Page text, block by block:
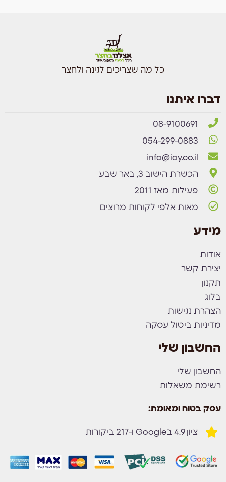
כל מה שצריכים לגינה ולחצר
דברו איתנו
08-9100691
054-299-0883
info@ioy.co.il
הכשרת הישוב 3, באר שבע
פעילות מאז 2011
מאות אלפי לקוחות מרוצים
מידע
אודות
יצירת קשר
תקנון
בלוג
הצהרת נגישות
מדיניות ביטול עסקה
החשבון שלי
החשבון שלי
רשימת משאלות
עסק בטוח ומאומת:
ציון 4.9 בGoogle ו-217 ביקורות